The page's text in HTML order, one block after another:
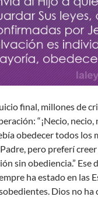
final, millones de
“¡Necio,
obedecer todos los
pero preferí
sin obediencia.” Ese
ha estado en las
Dios no ha